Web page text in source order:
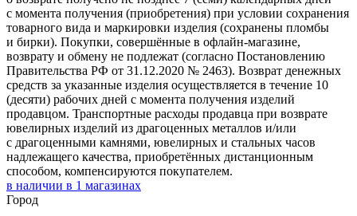
с момента получения (приобретения) при условии сохранения
товарного вида и маркировки изделия (сохранены пломбы
и бирки). Покупки, совершённые в офлайн-магазине,
возврату и обмену не подлежат (согласно Постановлению
Правительства РФ от 31.12.2020 № 2463). Возврат денежных
средств за указанные изделия осуществляется в течение 10
(десяти) рабочих дней с момента получения изделий
продавцом. Транспортные расходы продавца при возврате
ювелирных изделий из драгоценных металлов и/или
с драгоценными камнями, ювелирных и стальных часов
надлежащего качества, приобретённых дистанционным
способом, компенсируются покупателем.
в наличии в 1 магазинах
Город